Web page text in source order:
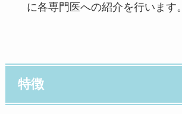
に各専門医への紹介を行います。
特徴